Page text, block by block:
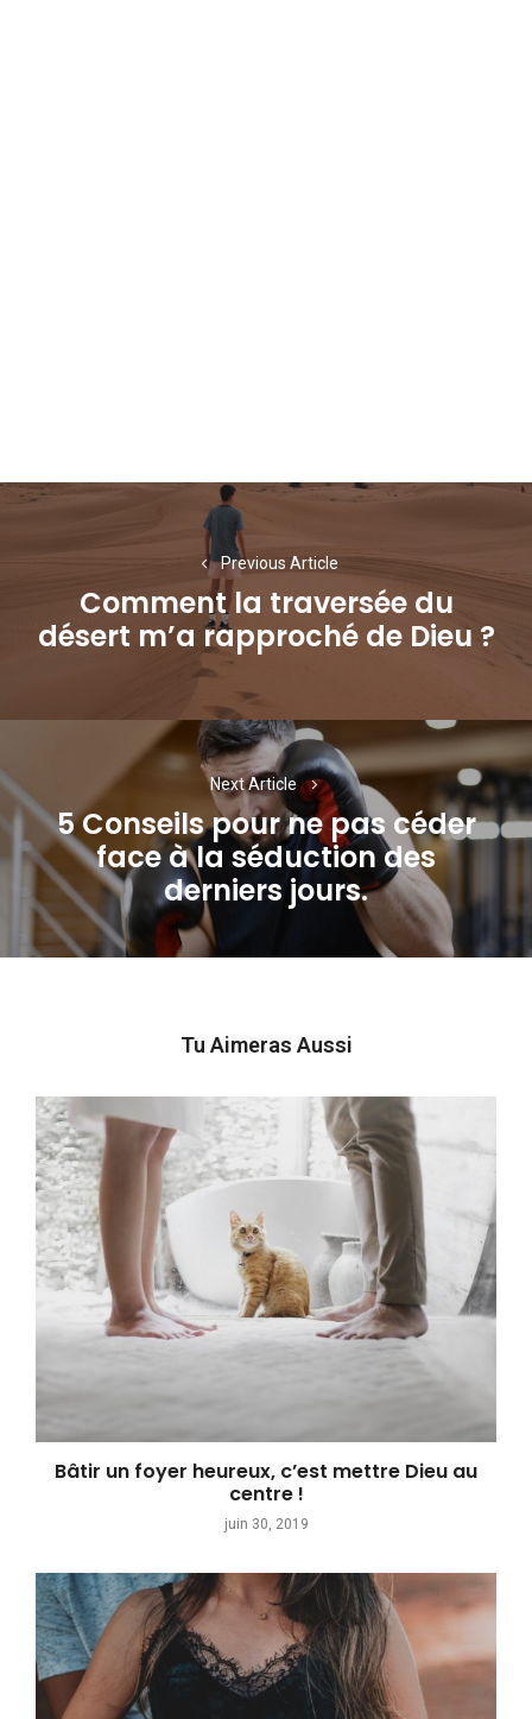
Navigation
l’article
Previous Article
Previous
post:
Comment la traversée du
désert m’a rapproché de Dieu ?
Next Article
Next
post:
5 Conseils pour ne pas céder
face à la séduction des
derniers jours.
Tu Aimeras Aussi
Bâtir un foyer heureux, c’est mettre Dieu au
centre !
juin 30, 2019